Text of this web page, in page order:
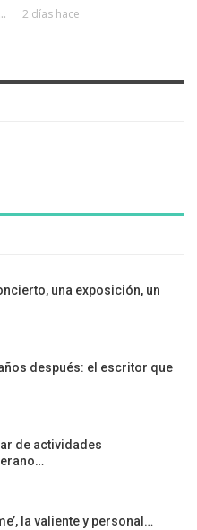
CALLE 2 días hace
una exposición, un
después: el escritor que
de actividades
la valiente y personal…